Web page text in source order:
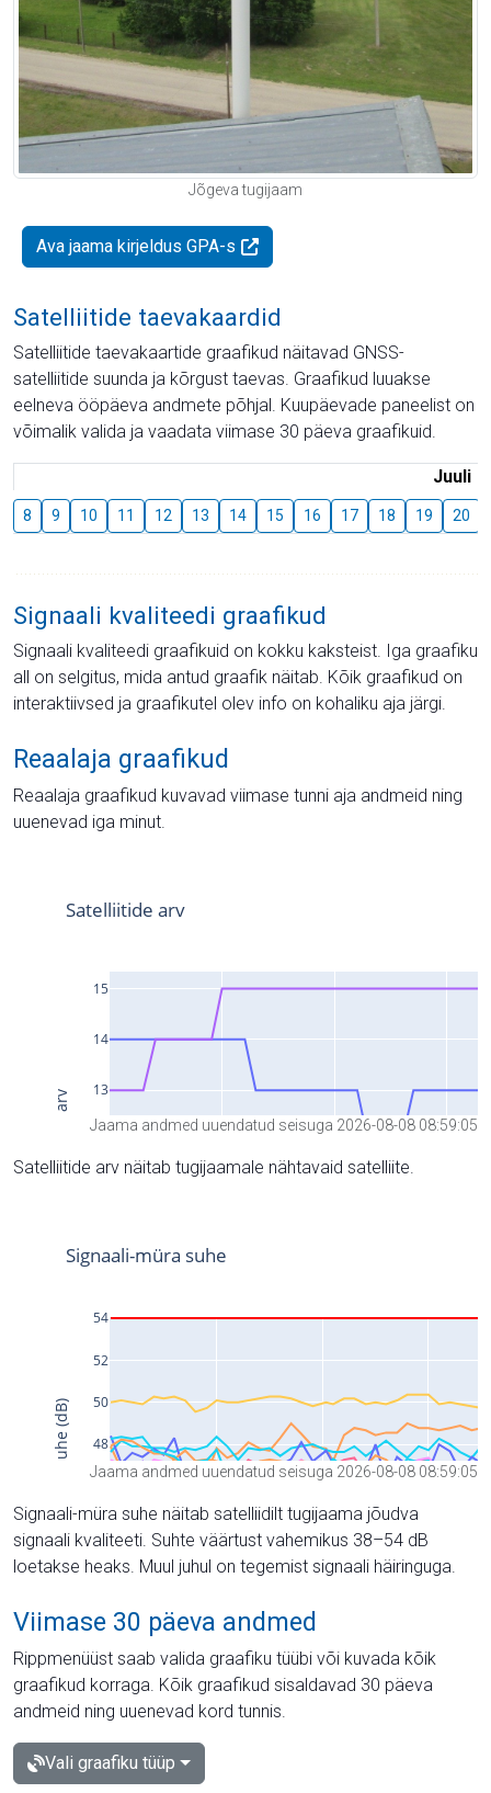
Jõgeva tugijaam
Ava jaama kirjeldus GPA-s
Satelliitide taevakaardid
Satelliitide taevakaartide graafikud näitavad GNSS-
satelliitide suunda ja kõrgust taevas. Graafikud luuakse
eelneva ööpäeva andmete põhjal. Kuupäevade paneelist on
võimalik valida ja vaadata viimase 30 päeva graafikuid.
Juuli
8 9 10 11 12 13 14 15 16 17 18 19 20
Signaali kvaliteedi graafikud
Signaali kvaliteedi graafikuid on kokku kaksteist. Iga graafiku
all on selgitus, mida antud graafik näitab. Kõik graafikud on
interaktiivsed ja graafikutel olev info on kohaliku aja järgi.
Reaalaja graafikud
Reaalaja graafikud kuvavad viimase tunni aja andmeid ning
uuenevad iga minut.
Jaama andmed uuendatud seisuga 2026-08-08 08:59:05
Satelliitide arv näitab tugijaamale nähtavaid satelliite.
Jaama andmed uuendatud seisuga 2026-08-08 08:59:05
Signaali-müra suhe näitab satelliidilt tugijaama jõudva
signaali kvaliteeti. Suhte väärtust vahemikus 38–54 dB
loetakse heaks. Muul juhul on tegemist signaali häiringuga.
Viimase 30 päeva andmed
Rippmenüüst saab valida graafiku tüübi või kuvada kõik
graafikud korraga. Kõik graafikud sisaldavad 30 päeva
andmeid ning uuenevad kord tunnis.
Vali graafiku tüüp